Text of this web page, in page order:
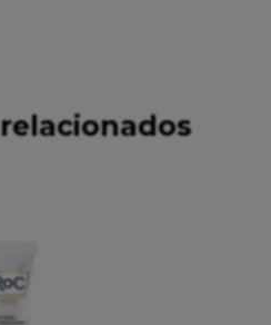
relacionados